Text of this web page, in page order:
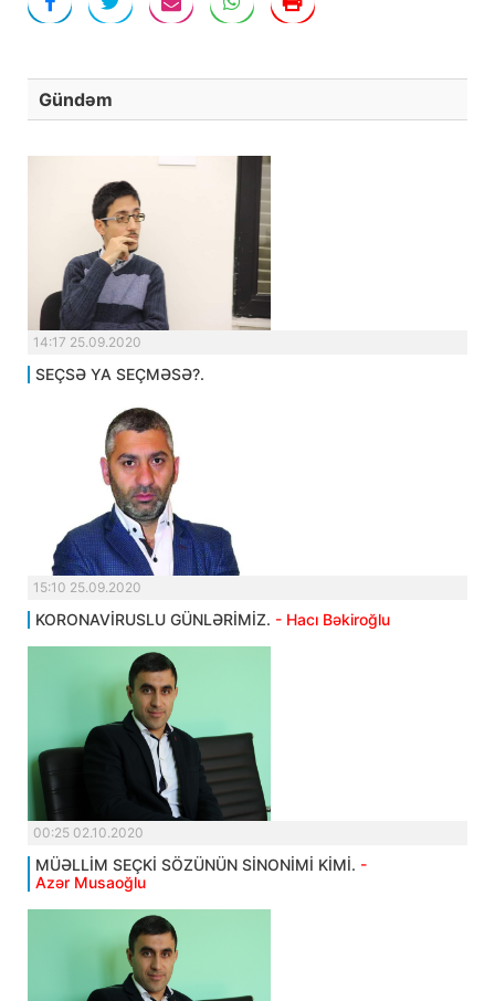
Gündəm
14:17 25.09.2020
SEÇSƏ YA SEÇMƏSƏ?.
15:10 25.09.2020
KORONAVİRUSLU GÜNLƏRİMİZ. - Hacı Bəkiroğlu
00:25 02.10.2020
MÜƏLLİM SEÇKİ SÖZÜNÜN SİNONİMİ KİMİ. -
Azər Musaoğlu